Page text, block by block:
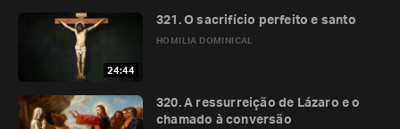
24:44
HOMILIA DOMINICAL
321. O sacrifício perfeito e santo
320. A ressurreição de Lázaro e o
chamado à conversão